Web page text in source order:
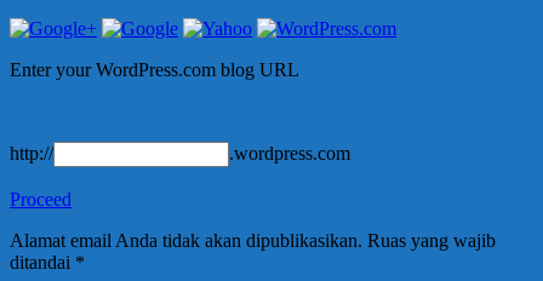
Enter your WordPress.com blog URL
http:// .wordpress.com
Proceed
Alamat email Anda tidak akan dipublikasikan. Ruas yang wajib
ditandai *